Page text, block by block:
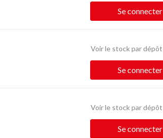
Se connecter
Voir le stock par dépôt
Se connecter
Voir le stock par dépôt
Se connecter